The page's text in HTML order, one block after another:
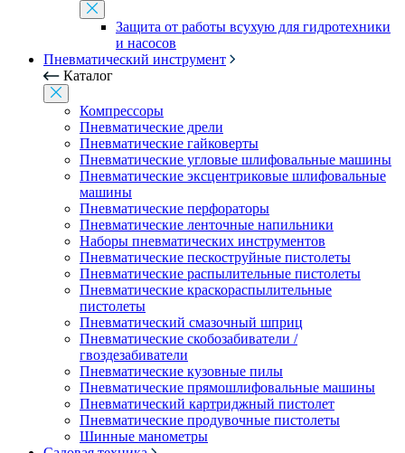
Защита от работы всухую для гидротехники
и насосов
Пневматический инструмент
Каталог
Компрессоры
Пневматические дрели
Пневматические гайковерты
Пневматические угловые шлифовальные машины
Пневматические эксцентриковые шлифовальные
машины
Пневматические перфораторы
Пневматические ленточные напильники
Наборы пневматических инструментов
Пневматические пескоструйные пистолеты
Пневматические распылительные пистолеты
Пневматические краскораспылительные
пистолеты
Пневматический смазочный шприц
Пневматические скобозабиватели /
гвоздезабиватели
Пневматические кузовные пилы
Пневматические прямошлифовальные машины
Пневматический картриджный пистолет
Пневматические продувочные пистолеты
Шинные манометры